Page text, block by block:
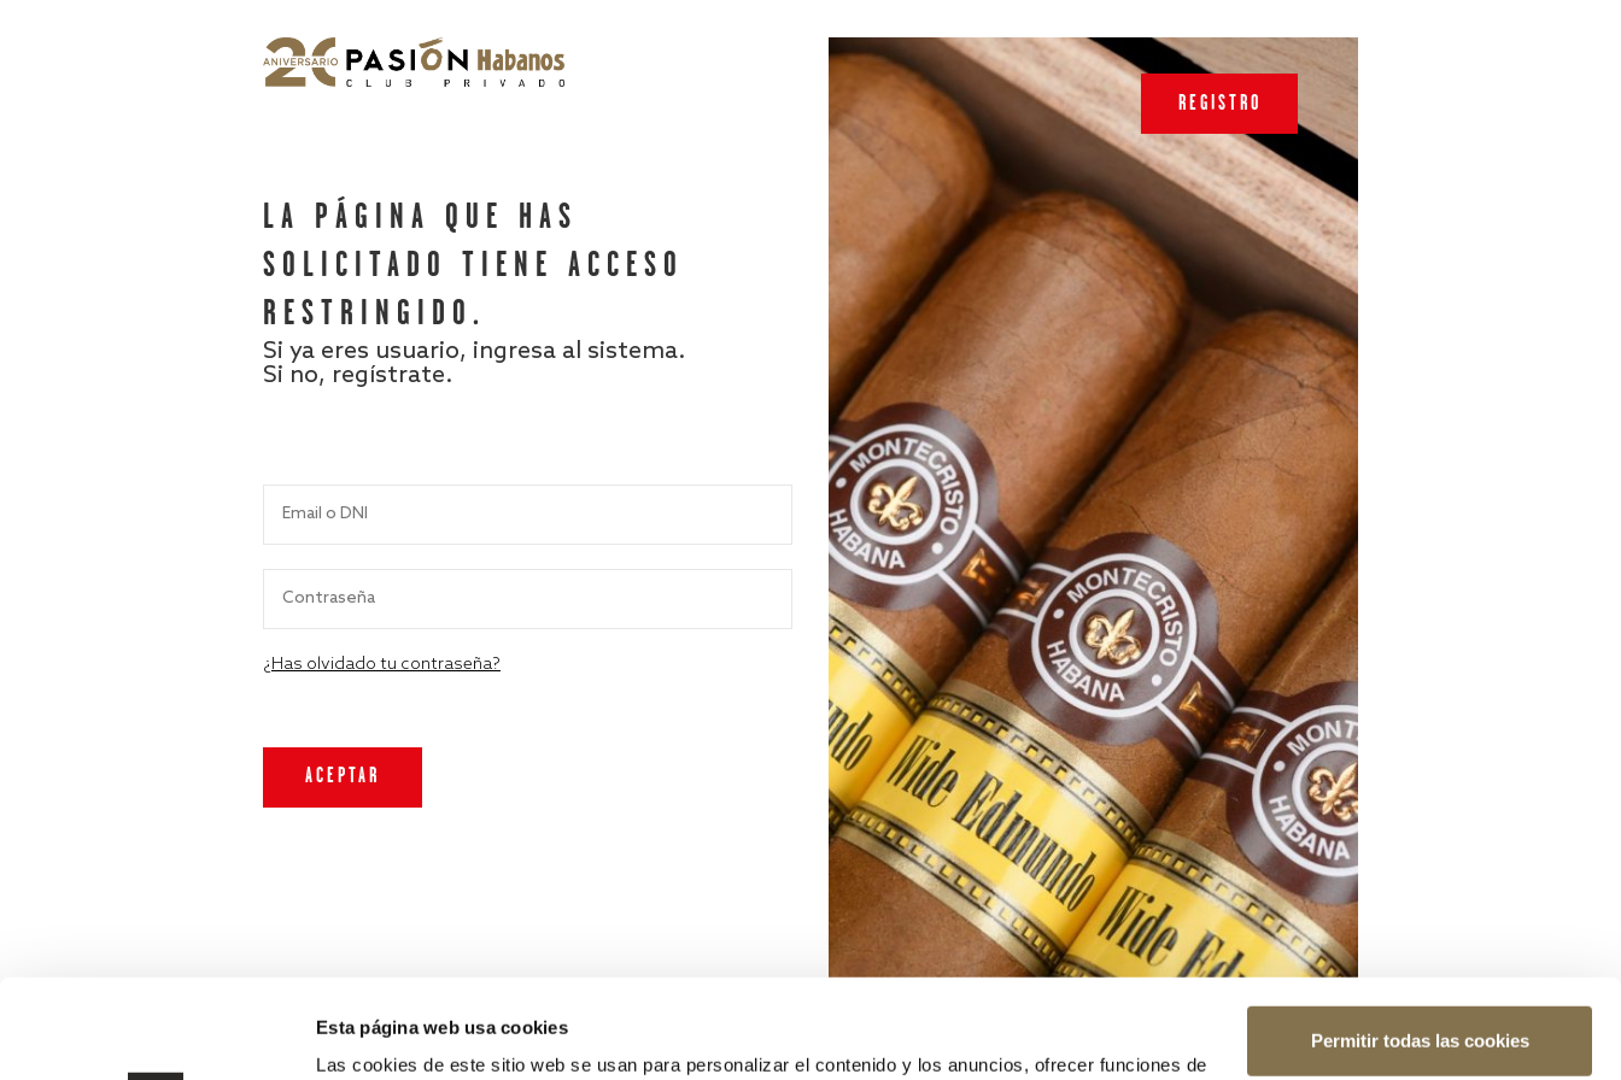
Esta página web usa cookies
Las cookies de este sitio web se usan para personalizar el contenido y los anuncios, ofrecer funciones de
Permitir todas las cookies
LA PÁGINA QUE HAS
SOLICITADO TIENE ACCESO
RESTRINGIDO.
Si ya eres usuario, ingresa al sistema.
Si no, regístrate.
¿Has olvidado tu contraseña?
REGISTRO